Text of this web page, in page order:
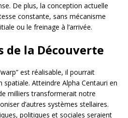
De plus, la conception actuelle
constante, sans mécanisme
ou le freinage à l’arrivée.
de la Découverte
est réalisable, il pourrait
spatiale. Atteindre Alpha Centauri en
milliers transformerait notre
d’autres systèmes stellaires.
politiques et sociales seraient